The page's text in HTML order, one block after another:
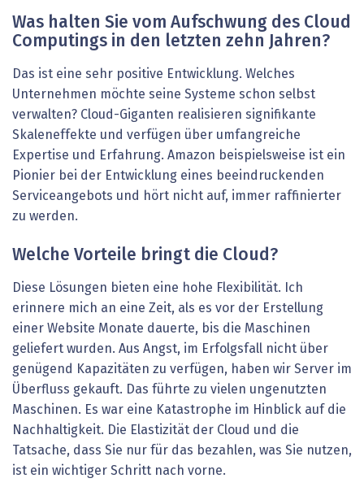
Was halten Sie vom Aufschwung des Cloud
Computings in den letzten zehn Jahren?
Das ist eine sehr positive Entwicklung. Welches
Unternehmen möchte seine Systeme schon selbst
verwalten? Cloud-Giganten realisieren signifikante
Skaleneffekte und verfügen über umfangreiche
Expertise und Erfahrung. Amazon beispielsweise ist ein
Pionier bei der Entwicklung eines beeindruckenden
Serviceangebots und hört nicht auf, immer raffinierter
zu werden.
Welche Vorteile bringt die Cloud?
Diese Lösungen bieten eine hohe Flexibilität. Ich
erinnere mich an eine Zeit, als es vor der Erstellung
einer Website Monate dauerte, bis die Maschinen
geliefert wurden. Aus Angst, im Erfolgsfall nicht über
genügend Kapazitäten zu verfügen, haben wir Server im
Überfluss gekauft. Das führte zu vielen ungenutzten
Maschinen. Es war eine Katastrophe im Hinblick auf die
Nachhaltigkeit. Die Elastizität der Cloud und die
Tatsache, dass Sie nur für das bezahlen, was Sie nutzen,
ist ein wichtiger Schritt nach vorne.